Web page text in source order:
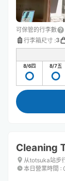
可保管的行李數
行李箱尺寸 :3
8/6四 8/7五
Cleaning
从totsuka站步
本日營業時間 :